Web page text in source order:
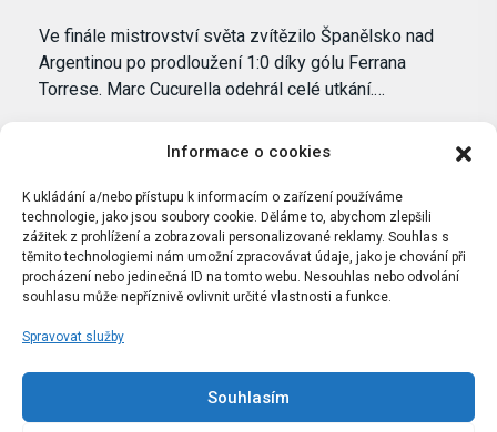
Informace o cookies
K ukládání a/nebo přístupu k informacím o zařízení používáme
technologie, jako jsou soubory cookie. Děláme to, abychom zlepšili
zážitek z prohlížení a zobrazovali personalizované reklamy. Souhlas s
těmito technologiemi nám umožní zpracovávat údaje, jako je chování při
procházení nebo jedinečná ID na tomto webu. Nesouhlas nebo odvolání
souhlasu může nepříznivě ovlivnit určité vlastnosti a funkce.
Spravovat služby
Souhlasím
Ve finále mistrovství světa zvítězilo Španělsko nad
Argentinou po prodloužení 1:0 díky gólu Ferrana
Torrese. Marc Cucurella odehrál celé utkání.…